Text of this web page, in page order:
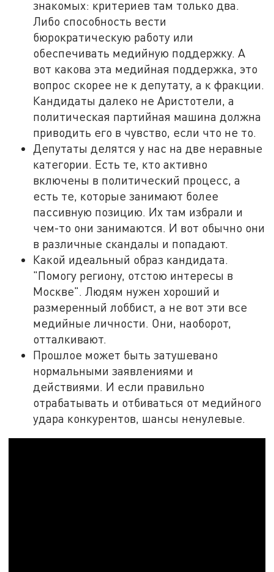
знакомых: критериев там только два.
Либо способность вести
бюрократическую работу или
обеспечивать медийную поддержку. А
вот какова эта медийная поддержка, это
вопрос скорее не к депутату, а к фракции.
Кандидаты далеко не Аристотели, а
политическая партийная машина должна
приводить его в чувство, если что не то.
Депутаты делятся у нас на две неравные
категории. Есть те, кто активно
включены в политический процесс, а
есть те, которые занимают более
пассивную позицию. Их там избрали и
чем-то они занимаются. И вот обычно они
в различные скандалы и попадают.
Какой идеальный образ кандидата.
"Помогу региону, отстою интересы в
Москве". Людям нужен хороший и
размеренный лоббист, а не вот эти все
медийные личности. Они, наоборот,
отталкивают.
Прошлое может быть затушевано
нормальными заявлениями и
действиями. И если правильно
отрабатывать и отбиваться от медийного
удара конкурентов, шансы ненулевые.